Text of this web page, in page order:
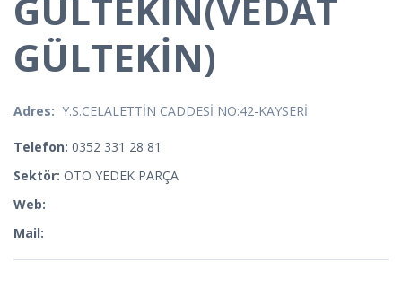
GÜLTEKİN(VEDAT
GÜLTEKİN)
Adres: Y.S.CELALETTİN CADDESİ NO:42-KAYSERİ
Telefon: 0352 331 28 81
Sektör: OTO YEDEK PARÇA
Web:
Mail: